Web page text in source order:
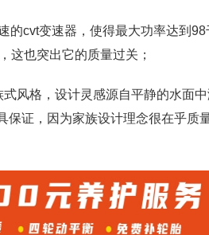
的cvt变速器，使得最大功率达到98
这也突出它的质量过关；
风格，设计灵感源自平静的水面
保证，因为家族设计理念很在乎质